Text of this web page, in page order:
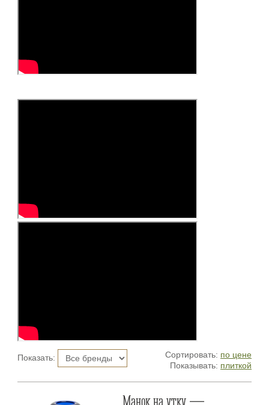
Показать: Сортировать: по цене
Показывать: плиткой
Манок на утку —